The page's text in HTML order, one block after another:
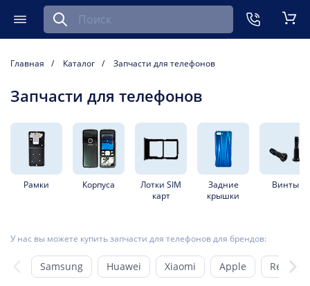
Меню
Найти запчасть для мобильного устройства
Главная Каталог Запчасти для телефонов
Запчасти для телефонов
Рамки Корпуса
Лотки SIM
карт
Задние
крышки
Винты
У нас вы можете купить запчасти для телефонов для брендов:
Samsung Huawei Xiaomi Apple Realme